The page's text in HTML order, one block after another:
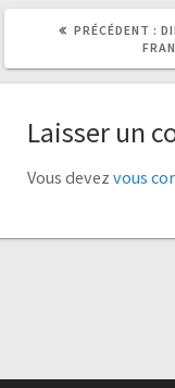
PRÉCÉDENT :
ARTICLE
PRÉCÉDENT
ARTICLE
Laisser un
Vous devezvous